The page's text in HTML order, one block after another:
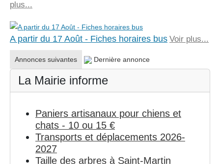
plus...
A partir du 17 Août - Fiches horaires bus Voir plus...
Annonces suivantes Dernière annonce
La Mairie informe
Paniers artisanaux pour chiens et
chats - 10 ou 15 €
Transports et déplacements 2026-
2027
Taille des arbres à Saint-Martin